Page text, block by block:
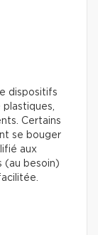
dispositifs
Certains
se bouger
aux
(au besoin)